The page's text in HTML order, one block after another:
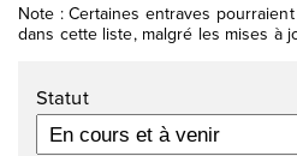
Note : Certaines entraves
dans cette liste, malgré les mises à
Filtres
Statut